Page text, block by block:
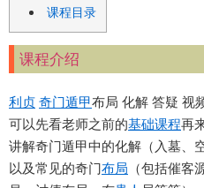
课程目录
课程介绍
利贞 奇门遁甲布局 化解 答疑 视
可以先看老师之前的基础课程再
讲解奇门遁甲中的化解（入墓、
以及常见的奇门布局 （包括催客